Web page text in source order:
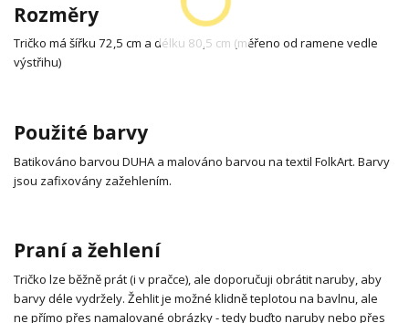
Rozměry
Tričko má šířku 72,5 cm a délku 80,5 cm (měřeno od ramene vedle
výstřihu)
Použité barvy
Batikováno barvou DUHA a malováno barvou na textil FolkArt. Barvy
jsou zafixovány zažehlením.
Praní a žehlení
Tričko lze běžně prát (i v pračce), ale doporučuji obrátit naruby, aby
barvy déle vydržely. Žehlit je možné klidně teplotou na bavlnu, ale
ne přímo přes namalované obrázky - tedy buďto naruby nebo přes